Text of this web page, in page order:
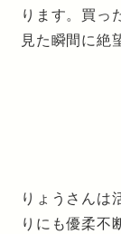
ります。買っ
見た瞬間に絶
りょうさんは
りにも優柔不